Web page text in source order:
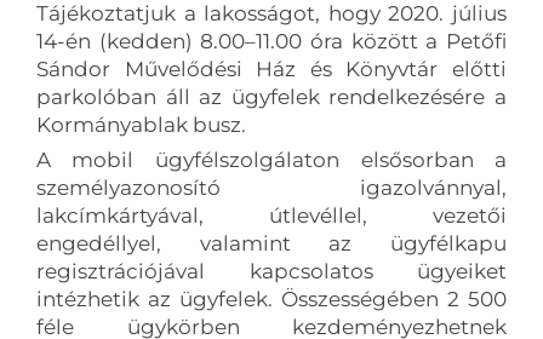
Választás
Tájékoztatjuk a lakosságot, hogy 2020. július
14-én (kedden) 8.00–11.00 óra között a Petőfi
Sándor Művelődési Ház és Könyvtár előtti
parkolóban áll az ügyfelek rendelkezésére a
Kormányablak busz.
A mobil ügyfélszolgálaton elsősorban a
személyazonosító igazolvánnyal,
lakcímkártyával, útlevéllel, vezetői
engedéllyel, valamint az ügyfélkapu
regisztrációjával kapcsolatos ügyeiket
intézhetik az ügyfelek. Összességében 2 500
féle ügykörben kezdeményezhetnek